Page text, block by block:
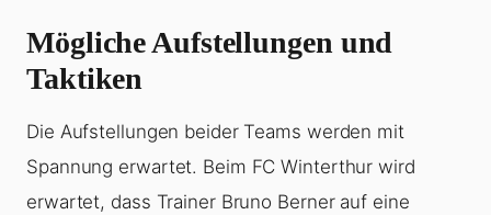
Mögliche Aufstellungen und
Taktiken
Die Aufstellungen beider Teams werden mit
Spannung erwartet. Beim FC Winterthur wird
erwartet, dass Trainer Bruno Berner auf eine